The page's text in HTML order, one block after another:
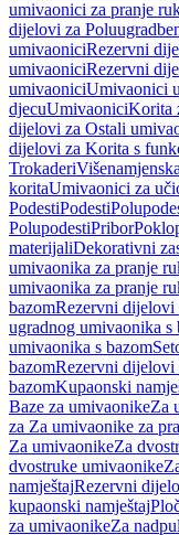
umivaonici za pranje
dijelovi za
umivaoniciRezervni
umivaoniciRezervni
umivaoniciUmivaonici
djecuUmivaoniciKorita
dijelovi za Ostali
dijelovi za Korita s
Trokaderi
koritaUmivaonici za
PodestiPodesti
PolupodestiPribor
materijaliDekorativni
umivaonika za pranje
umivaonika za pranje
bazomRezervni dijelovi
ugradnog umivaonika s
umivaonika s bazom
bazomRezervni dijelovi
bazomKupaonski
Baze za umivaonikeZa
za Za umivaonike za
Za umivaonikeZa
dvostruke umivaonike
namještajRezervni
kupaonski namještaj
za umivaonikeZa